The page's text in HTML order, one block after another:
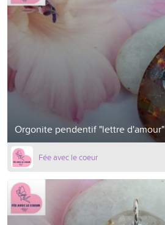
Orgonite pendentif "lettre d'amour"
Fée avec le coeur